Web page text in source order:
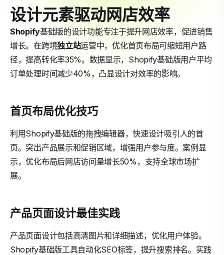
设计元素驱动网店效率
Shopify基础版的设计功能专注于提升网店效率，促进销售
增长。在跨境独立站运营中，优化首页布局可缩短用户路
径，提高转化率35%。数据显示，Shopify基础版用户平均
订单处理时间减少40%，凸显设计对效率的影响。
首页布局优化技巧
利用Shopify基础版的拖拽编辑器，快速设计吸引人的首
页。突出产品展示和促销区域，增强用户参与度。案例显
示，优化布局后网店访问量增长50%，支持全球市场扩
展。
产品页面设计最佳实践
产品页面设计包括高清图片和详细描述，优化用户体验。
Shopify基础版工具自动化SEO标签，提升搜索排名。实践